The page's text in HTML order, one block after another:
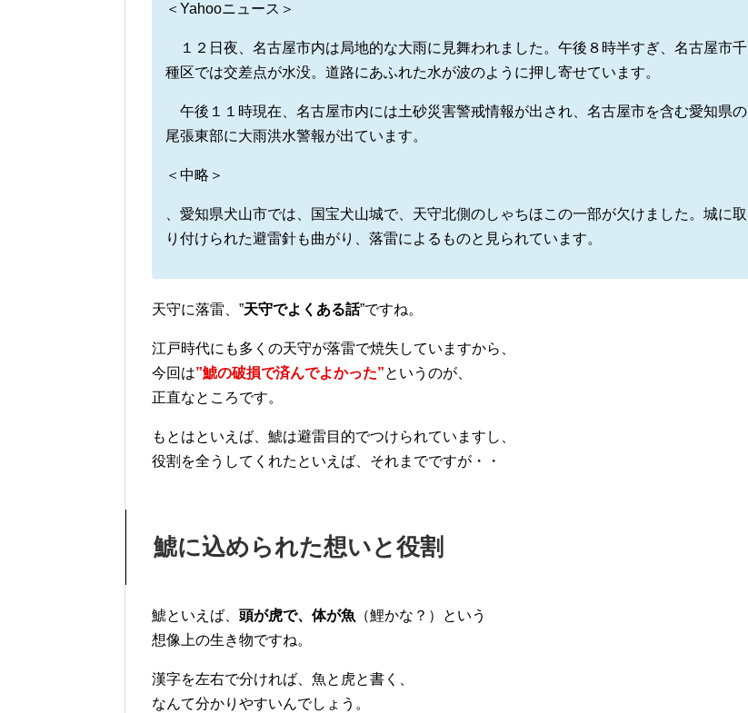
＜Yahooニュース＞
１２日夜、名古屋市内は局地的な大雨に見舞われました。午後８時半すぎ、名古屋市千
種区では交差点が水没。道路にあふれた水が波のように押し寄せています。
午後１１時現在、名古屋市内には土砂災害警戒情報が出され、名古屋市を含む愛知県の
尾張東部に大雨洪水警報が出ています。
＜中略＞
、愛知県犬山市では、国宝犬山城で、天守北側のしゃちほこの一部が欠けました。城に取
り付けられた避雷針も曲がり、落雷によるものと見られています。
天守に落雷、”天守でよくある話”ですね。
江戸時代にも多くの天守が落雷で焼失していますから、
今回は”鯱の破損で済んでよかった”というのが、
正直なところです。
もとはといえば、鯱は避雷目的でつけられていますし、
役割を全うしてくれたといえば、それまでですが・・
鯱に込められた想いと役割
鯱といえば、 頭が虎で、体が魚 （鯉かな？）という
想像上の生き物ですね。
漢字を左右で分ければ、魚と虎と書く、
なんて分かりやすいんでしょう。